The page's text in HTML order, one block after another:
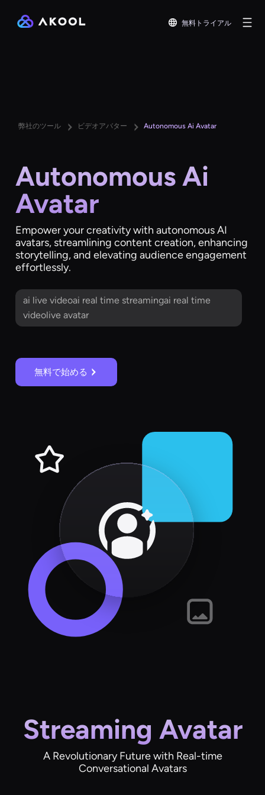
無料トライアル
弊社のツール ビデオアバター Autonomous Ai Avatar
Autonomous Ai
Avatar
Empower your creativity with autonomous AI
avatars, streamlining content creation, enhancing
storytelling, and elevating audience engagement
effortlessly.
ai live videoai real time streamingai real time
videolive avatar
無料で始める
Streaming Avatar
A Revolutionary Future with Real-time
Conversational Avatars